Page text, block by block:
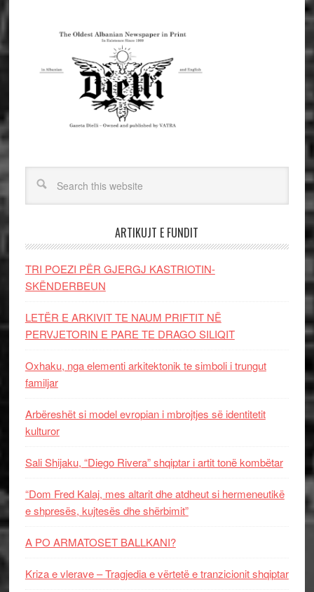
ARTIKUJT E FUNDIT
TRI POEZI PËR GJERGJ KASTRIOTIN-
SKËNDERBEUN
LETËR E ARKIVIT TE NAUM PRIFTIT NË
PERVJETORIN E PARE TE DRAGO SILIQIT
Oxhaku, nga elementi arkitektonik te simboli i trungut
familjar
Arbëreshët si model evropian i mbrojtjes së identitetit
kulturor
Sali Shijaku, “Diego Rivera” shqiptar i artit tonë kombëtar
“Dom Fred Kalaj, mes altarit dhe atdheut si hermeneutikë
e shpresës, kujtesës dhe shërbimit”
A PO ARMATOSET BALLKANI?
Kriza e vlerave – Tragjedia e vërtetë e tranzicionit shqiptar